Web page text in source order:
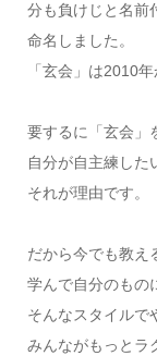
分も負けじと名
命名しました。
「玄会」は2010
要するに「玄会」
自分が自主練した
それが理由です。
だから今でも教え
学んで自分のもの
そんなスタイルで
みんながもっとラ